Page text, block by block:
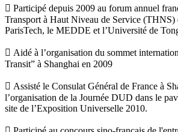
 Participé depuis 2009 au forum annuel
Transport à Haut Niveau de Service (THNS)
ParisTech, le MEDDE et l’Université de
 Aidé à l’organisation du sommet
Transit” à Shanghai en 2009
 Assisté le Consulat Général de France à
l’organisation de la Journée DUD dans le
site de l’Exposition Universelle 2010.